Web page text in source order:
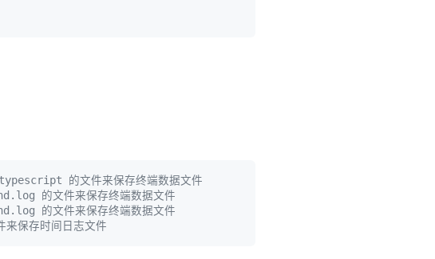
的文件来保存终端数据文件
的文件来保存终端数据文件
的文件来保存终端数据文件
保存时间日志文件